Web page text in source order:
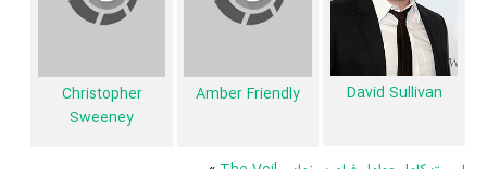
Amber Friendly Christopher Sweeney وIvy George
داده، به‌عبارت دیگر در این فیلم میان هر یک از 13 بازیگر با یکدیگر یک رابطه
همکاری شکل گرفته که 77 همکاری برای اولین‌مرتبه در The Veil رخ داده
David Sullivan
Amber Friendly
Christopher
Sweeney